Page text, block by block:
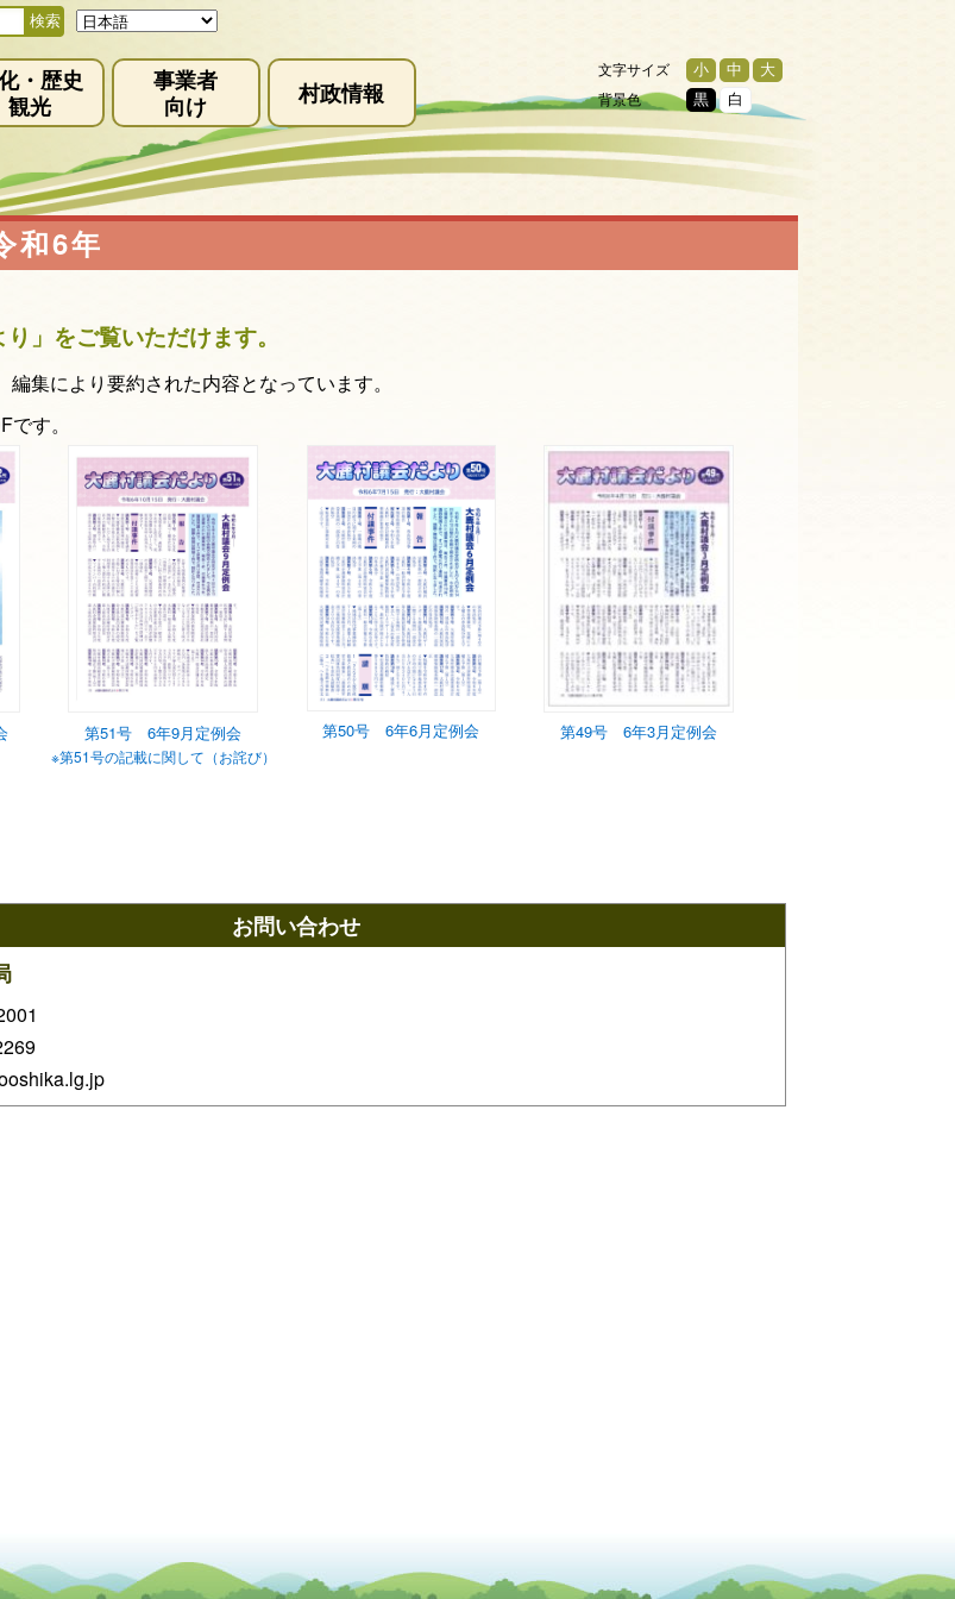
・歴史
観光
事業者
向け
村政情報
文字サイズ 小 中 大
背景色 黒 白
和6年
り」をご覧いただけます。
集により要約された内容となっています。
す。
第51号 6年9月定例会
※第51号の記載に関して（お詫び）
第50号 6年6月定例会 第49号 6年3月定例会
お問い合わせ